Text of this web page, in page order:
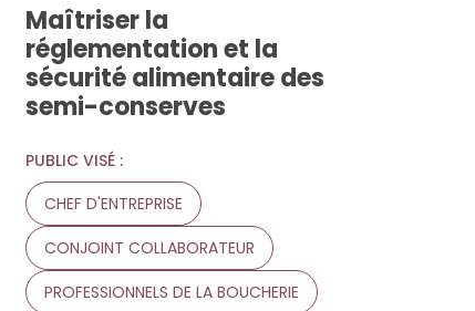
Maîtriser la
réglementation et la
sécurité alimentaire des
semi-conserves
PUBLIC VISÉ :
CHEF D'ENTREPRISE
CONJOINT COLLABORATEUR
PROFESSIONNELS DE LA BOUCHERIE